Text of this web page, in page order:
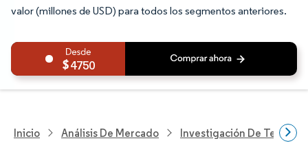
valor (millones de USD) para todos los segmentos anteriores.
4750
Inicio Análisis De Mercado Investigación De